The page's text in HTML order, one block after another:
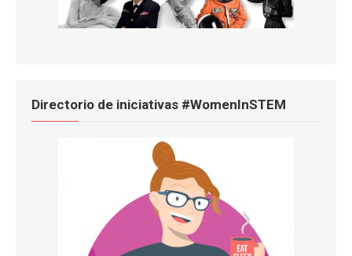
Directorio de iniciativas #WomenInSTEM